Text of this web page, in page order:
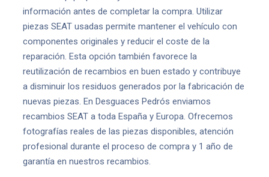
información antes de completar la compra. Utilizar
piezas SEAT usadas permite mantener el vehículo con
componentes originales y reducir el coste de la
reparación. Esta opción también favorece la
reutilización de recambios en buen estado y contribuye
a disminuir los residuos generados por la fabricación de
nuevas piezas. En Desguaces Pedrós enviamos
recambios SEAT a toda España y Europa. Ofrecemos
fotografías reales de las piezas disponibles, atención
profesional durante el proceso de compra y 1 año de
garantía en nuestros recambios.